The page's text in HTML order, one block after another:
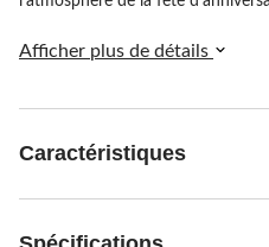
Afficher plus de détails
Caractéristiques